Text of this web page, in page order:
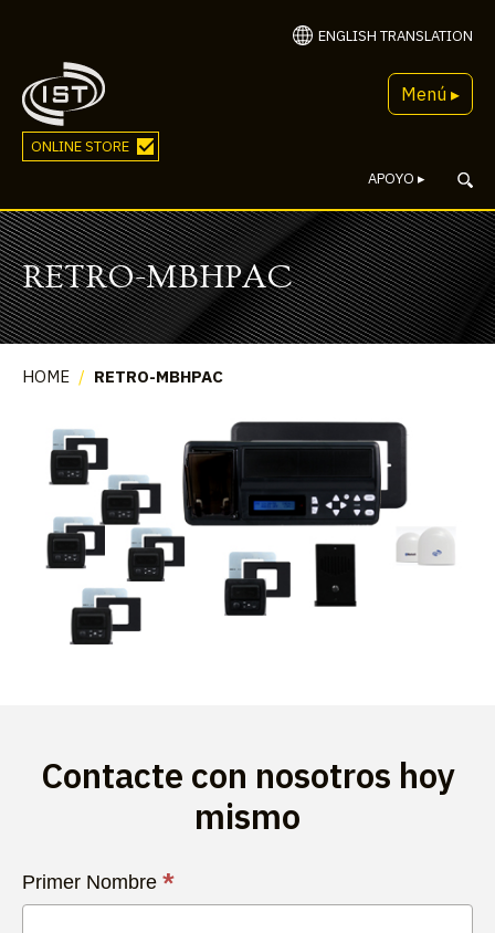
ENGLISH TRANSLATION
Menú ▸
ONLINE STORE
APOYO ▸
RETRO-MBHPAC
HOME / RETRO-MBHPAC
Contacte con nosotros hoy
mismo
Contacta
con
Primer Nombre *